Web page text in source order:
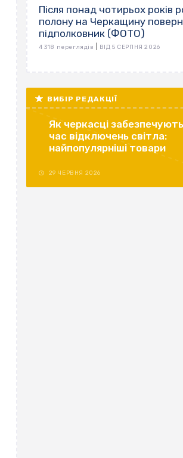
Після понад чотирьох років
полону на Черкащину
підполковник (ФОТО)
4 318 переглядів ВІД 5 СЕРПНЯ 2026
ВИБІР РЕДАКЦІЇ
Як черкасці
час відключень світла:
найпопулярніші товари
29 ЧЕРВНЯ 2026